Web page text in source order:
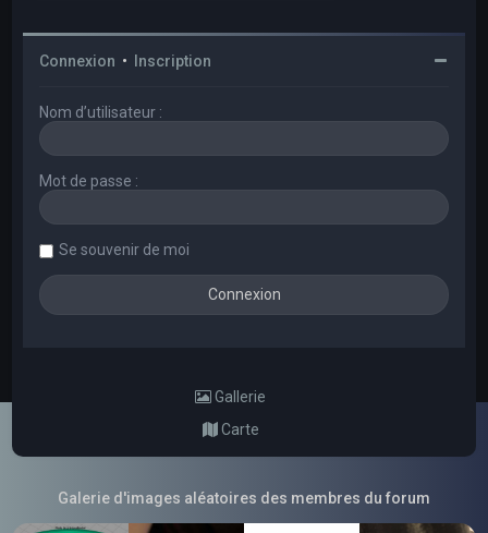
Connexion • Inscription
Nom d’utilisateur :
Mot de passe :
Se souvenir de moi
Gallerie
Carte
Galerie d'images aléatoires des membres du forum